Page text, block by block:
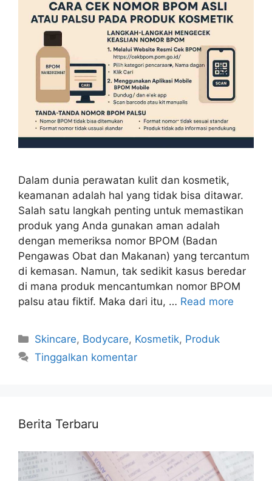
Dalam dunia perawatan kulit dan kosmetik,
keamanan adalah hal yang tidak bisa ditawar.
Salah satu langkah penting untuk memastikan
produk yang Anda gunakan aman adalah
dengan memeriksa nomor BPOM (Badan
Pengawas Obat dan Makanan) yang tercantum
di kemasan. Namun, tak sedikit kasus beredar
di mana produk mencantumkan nomor BPOM
palsu atau fiktif. Maka dari itu, … Read more
Kategori
Skincare, Bodycare, Kosmetik, Produk
Tinggalkan komentar
Berita Terbaru